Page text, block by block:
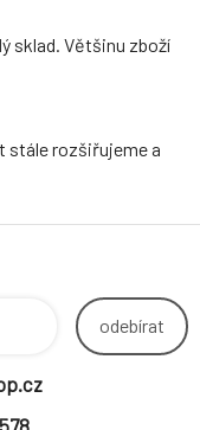
sklad. Většinu zboží
stále rozšiřujeme a
odebírat